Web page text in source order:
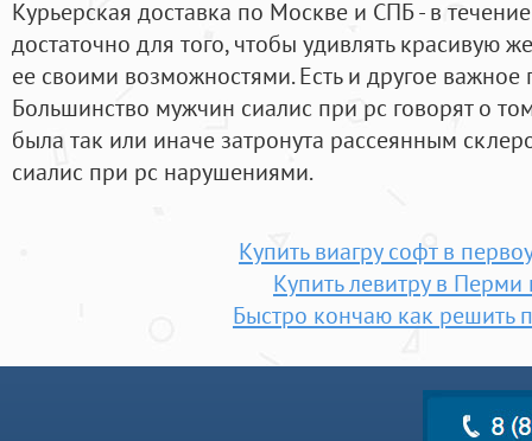
Курьерская доставка по Москве и СПБ - в
достаточно для того, чтобы удивлять красивую
ее своими возможностями. Есть и другое важное
Большинство мужчин сиалис при рс говорят о
была так или иначе затронута рассеянным
сиалис при рс нарушениями.
Купить виагру софт в
Купить левитру в
Быстро кончаю как решить